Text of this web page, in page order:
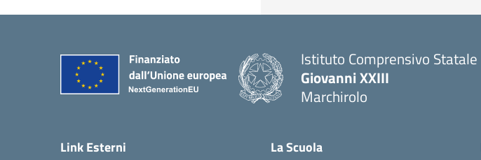
Istituto Comprensivo Statale
Giovanni XXIII
Marchirolo
Link Esterni La Scuola